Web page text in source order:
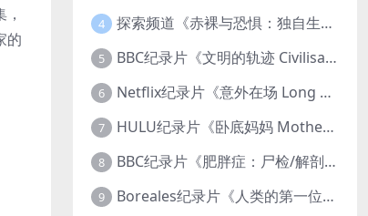
的
4 探索频道《赤裸与恐惧：独自生存/赤裸荒野求生 Naked and Afraid: Solo 2023》第一季全8集 英语中英双字 官方纯净版 高码1080P/MKV/45.4G
5 BBC纪录片《文明的轨迹 Civilisations 1969》全13集 英语中英双字 高清收藏版 1080P/MKV/64.1G 西方艺术史话
6 Netflix纪录片《意外在场 Long Shot 2017》英语中字 720P/NKV/1.06GB 美国谋杀误判案件
7 HULU纪录片《卧底妈妈 Mother Undercover 2023》全4集 英语中英双字 官方纯净版 1080P/MKV/7.6G 拯救孩子
8 BBC纪录片《肥胖症：尸检/解剖肥胖 Obesity: The Post Mortem 2016》英语中英双字 无水印纯净版 1080P/MKV/1.03G
9 Boreales纪录片《人类的第一位动物朋友：人类和狗的神奇故事 Man’s First Friend 2018》英语中英双字 1080P/MP4/1.8G 狗的神奇故事